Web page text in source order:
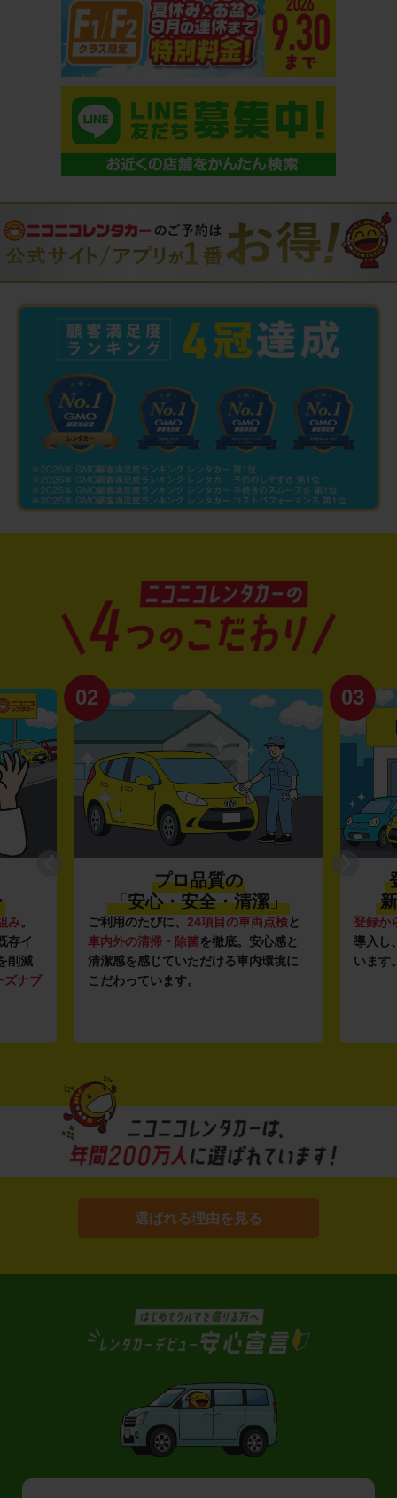
み。
存イ
削減
ズナブ
02
プロ品質の
「安心・安全・清潔」
ご利用のたびに、 24項目の車両点検と
車内外の清掃・除菌を徹底。安心感と
清潔感を感じていただける車内環境に
こだわっています。
03
登録か
導入し
います
選ばれる理由を見る